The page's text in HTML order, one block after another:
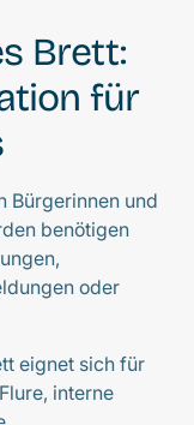
Brett:
für
Bürgerinnen und
benötigen
oder
eignet sich für
interne